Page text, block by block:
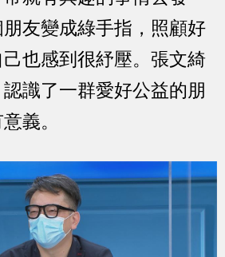
友變成綠手指，照顧好
也感到很紓壓。張文綺
識了一群愛好公益的朋
義。